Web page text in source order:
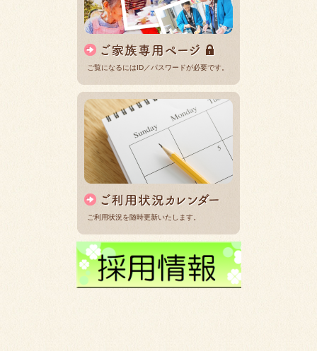
ご覧になるにはID／パスワードが必要です。
ご利用状況を随時更新いたします。